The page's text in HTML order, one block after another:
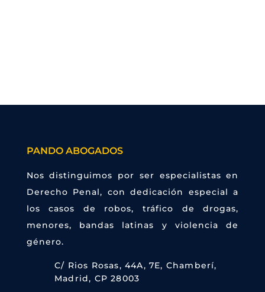
PANDO ABOGADOS
Nos distinguimos por ser especialistas en
Derecho Penal, con dedicación especial a
los casos de robos, tráfico de drogas,
menores, bandas latinas y violencia de
género.
C/ Rios Rosas, 44A, 7E, Chamberí,
Madrid, CP 28003